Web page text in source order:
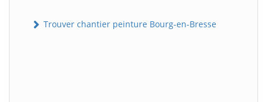
Trouver chantier peinture Bourg-en-Bresse